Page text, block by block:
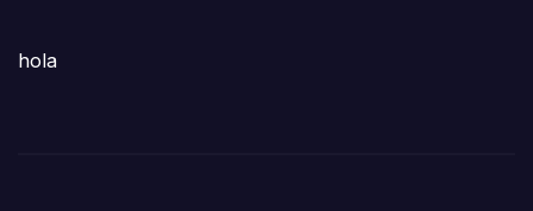
hola